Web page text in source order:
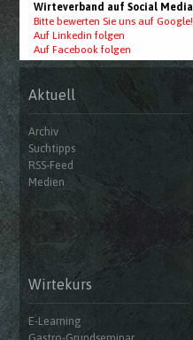
Wirteverband auf Social Media
Bitte bewerten Sie uns auf Google!
Auf Linkedin folgen
Auf Facebook folgen
Aktuell
Archiv
Suchtipps
RSS-Feed
Medien
Wirtekurs
E-Learning